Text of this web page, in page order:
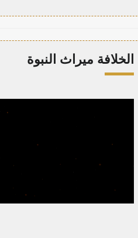
الخلافة ميراث النبوة